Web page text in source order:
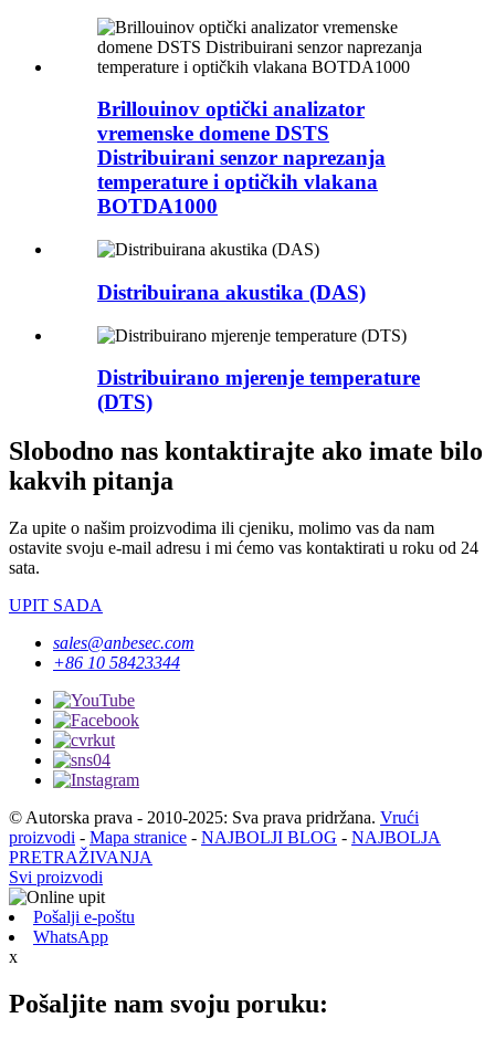
Brillouinov optički analizator
vremenske domene DSTS
Distribuirani senzor naprezanja
temperature i optičkih vlakana
BOTDA1000
Distribuirana akustika (DAS)
Distribuirano mjerenje temperature
(DTS)
Slobodno nas kontaktirajte ako imate bilo
kakvih pitanja
Za upite o našim proizvodima ili cjeniku, molimo vas da nam
ostavite svoju e-mail adresu i mi ćemo vas kontaktirati u roku od 24
sata.
UPIT SADA
sales@anbesec.com
+86 10 58423344
© Autorska prava - 2010-2025: Sva prava pridržana. Vrući
proizvodi - Mapa stranice - NAJBOLJI BLOG - NAJBOLJA
PRETRAŽIVANJA
Svi proizvodi
Pošalji e-poštu
WhatsApp
x
Pošaljite nam svoju poruku: